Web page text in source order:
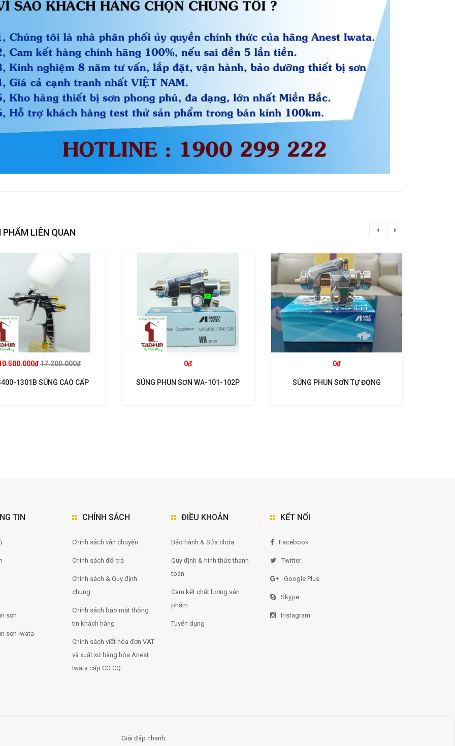
PHẨM LIÊN QUAN
17.200.000₫
1301B SÚNG CAO CẤP
0₫
SÚNG PHUN SƠN WA-101-102P
0₫
SÚNG PHUN SƠN TỰ ĐỘNG
TIN
sơn
sơn Iwata
CHÍNH SÁCH
Chính sách vận chuyển
Chính sách đổi trả
Chính sách & Quy định
chung
Chính sách bảo mật thông
tin khách hàng
Chính sách viết hóa đơn VAT
và xuất xứ hàng hóa Anest
Iwata cấp CO CQ
ĐIỀU KHOẢN
Bảo hành & Sửa chữa
Quy định & hình thức thanh
toán
Cam kết chất lượng sản
phẩm
Tuyển dụng
KẾT NỐI
Facebook
Twitter
Google Plus
Skype
Instagram
Giải đáp nhanh: